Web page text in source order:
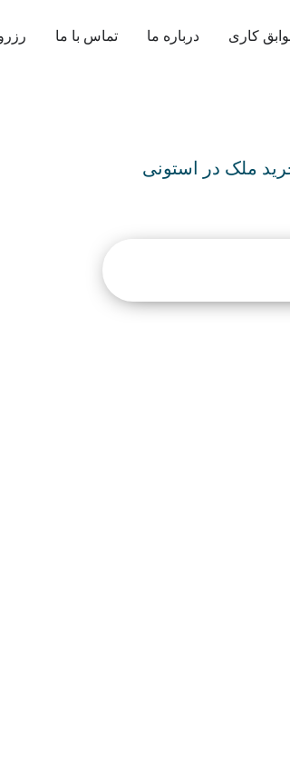
کاری درباره ما تماس با ما
ملک در استونی